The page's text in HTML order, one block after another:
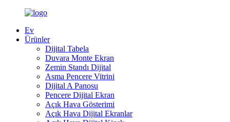
Ev
Ürünler
Dijital Tabela
Duvara Monte Ekran
Zemin Standı Dijital
Asma Pencere Vitrini
Dijital A Panosu
Pencere Dijital Ekran
Açık Hava Gösterimi
Açık Hava Dijital Ekranlar